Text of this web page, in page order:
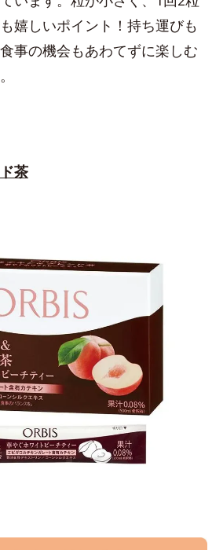
嬉しいポイント！持ち運びも
事の機会もあわてずに楽しむ
茶